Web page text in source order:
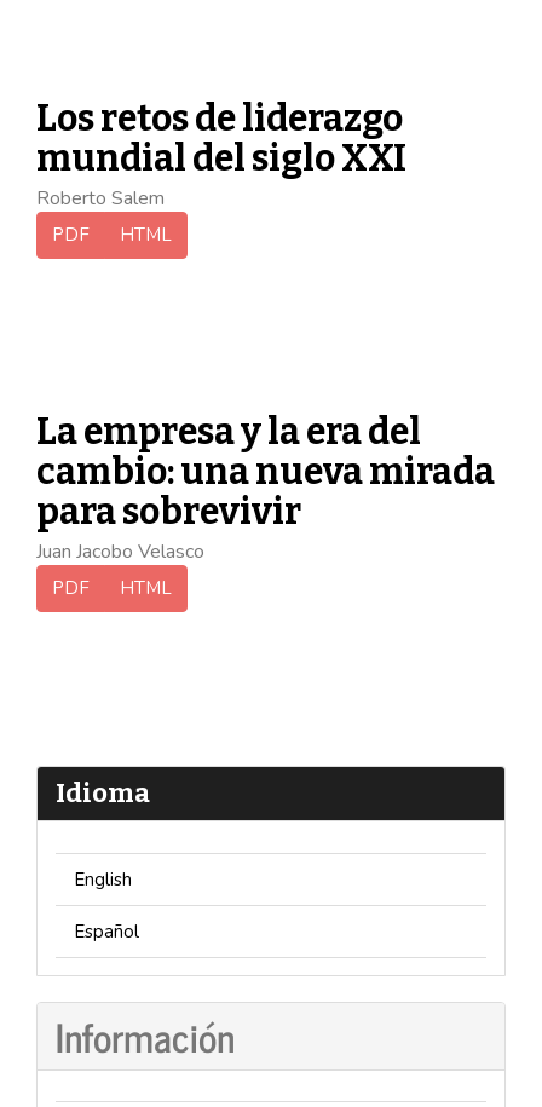
Los retos de liderazgo
mundial del siglo XXI
Roberto Salem
PDF HTML
La empresa y la era del
cambio: una nueva mirada
para sobrevivir
Juan Jacobo Velasco
PDF HTML
Idioma
English
Español
Información